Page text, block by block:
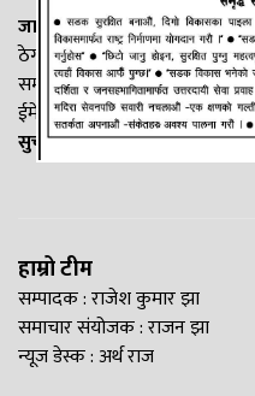
जानकी न्यूज नेटवर्क
ठेगाना: लक्ष्मीनियाँ -७, मधेश प्रदेश
सम्पर्क नं. : +977-9844100829
ईमेल:
सुचना विभाग दर्ता नं. २५४०/
हाम्रो टीम
सम्पादक : राजेश कुमार झा
समाचार संयोजक : राजन झा
न्यूज डेस्क : अर्थ राज